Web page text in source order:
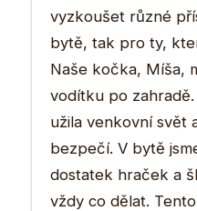
vyzkoušet různé
bytě, tak pro ty,
Naše kočka, Míša,
vodítku po
užila venkovní svět
bezpečí. V bytě
dostatek hraček a
vždy co dělat.